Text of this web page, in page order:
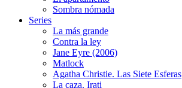
Sombra nómada
Series
La más grande
Contra la ley
Jane Eyre (2006)
Matlock
Agatha Christie. Las Siete Esferas
La caza. Irati